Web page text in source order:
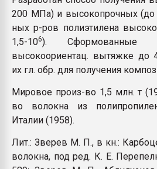
200 МПа) и высокопрочных (до
ных р-ров полиэтилена
1,5-106). Сформованные
высокоориентац. вытяжке до
их гл. обр. для получения
Мировое произ-во 1,5 млн. т
во волокна из
Италии (1958).
Лит.: Зверев М. П., в кн.:
волокна, под ред. К. Е.